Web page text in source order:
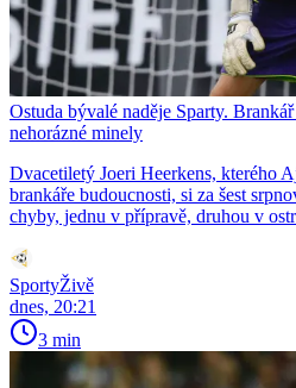
Ostuda bývalé naděje Sparty.
nehorázné minely
Dvacetiletý Joeri Heerkens, kterého
brankáře budoucnosti, si za šest
chyby, jednu v přípravě, druhou v
SportyŽivě
dnes, 20:21
3 min